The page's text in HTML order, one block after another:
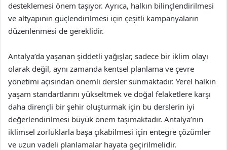
desteklemesi önem taşıyor. Ayrıca, halkın bilinçlendirilmesi
ve altyapının güçlendirilmesi için çeşitli kampanyaların
düzenlenmesi de gereklidir.
Antalya’da yaşanan şiddetli yağışlar, sadece bir iklim olayı
olarak değil, aynı zamanda kentsel planlama ve çevre
yönetimi açısından önemli dersler sunmaktadır. Yerel halkın
yaşam standartlarını yükseltmek ve doğal felaketlere karşı
daha dirençli bir şehir oluşturmak için bu derslerin iyi
değerlendirilmesi büyük önem taşımaktadır. Antalya’nın
iklimsel zorluklarla başa çıkabilmesi için entegre çözümler
ve uzun vadeli planlamalar hayata geçirilmelidir.